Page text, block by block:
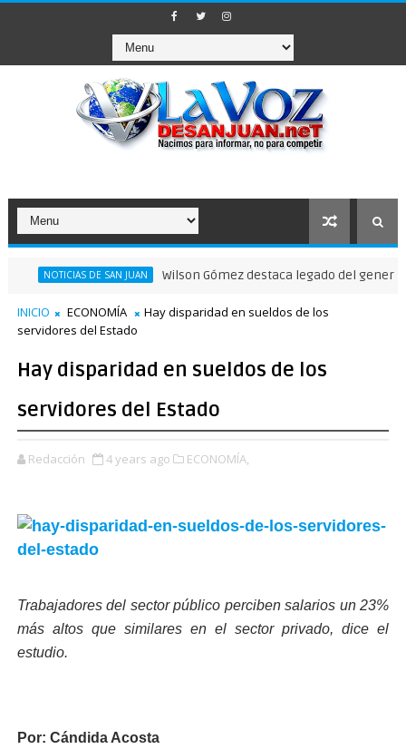
DE SAN JUAN Wilson Gómez destaca legado del general
INICIO ECONOMÍA
Hay disparidad en sueldos de los
servidores del Estado
Hay disparidad en sueldos de los
servidores del Estado
Redacción 4 years ago ECONOMÍA,
Trabajadores del sector público perciben salarios un 23%
más altos que similares en el sector privado, dice el
estudio.
Por: Cándida Acosta